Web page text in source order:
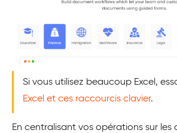
Si vous utilisez beaucoup Excel,
Excel et ces raccourcis clavier.
En centralisant vos opérations sur les